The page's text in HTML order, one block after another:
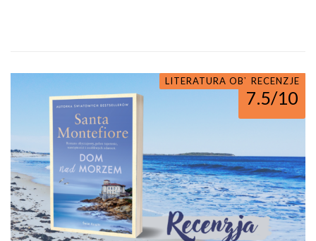
LITERATURA OBYCZAJOWA
RECENZJE
7.5/10